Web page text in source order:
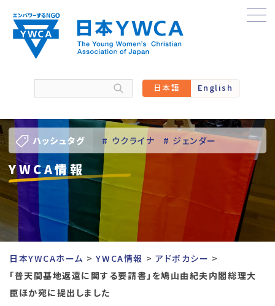
content
日本語 English
ハッシュタグ # ウクライナ # ジェンダー
# バーチャル訪問
# 人権 # 国際協力
# 地域YWCA
# 東日本大震災被災者支援
# 若い女性のリーダーシップ
YWCA情報
日本YWCAホーム YWCA情報
アドボカシー
「普天間基地返還に関する要請書」を鳩山由紀夫内閣総理大
臣ほか宛に提出しました